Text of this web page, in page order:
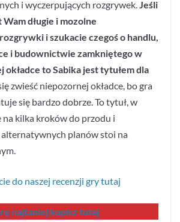
i wyczerpujących rozgrywek.Jeśli
długie i mozolne
i szukacie czegoś o handlu,
i budownictwie zamkniętego w
okładce to Sabika jest tytułem dla
zwieść niepozornej okładce, bo gra
się bardzo dobrze. To tytuł, w
kilka kroków do przodu i
planów stoi na
do naszej recenzji gry tutaj
najtaniej kupisz tutaj